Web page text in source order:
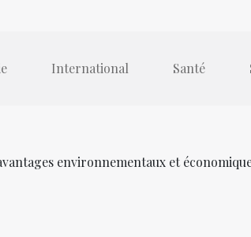
International Santé
environnementaux et